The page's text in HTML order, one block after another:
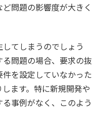
問題の影響度が大きく
てしまうのでしょう
問題の場合、要求の抜
を設定していなかった
ます。特に新規開発や
事例がなく、このよう